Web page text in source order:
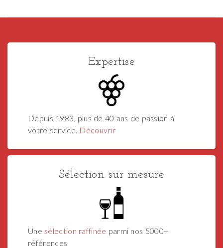
Expertise
Depuis 1983, plus de 40 ans de passion à
votre service. Découvrir
Sélection sur mesure
Une sélection raffinée parmi nos 5000+
références